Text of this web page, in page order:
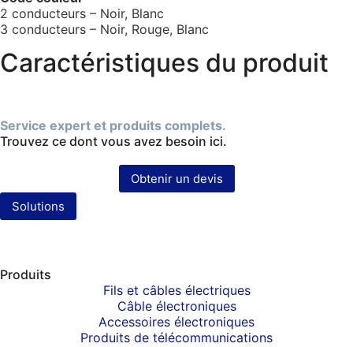
2 conducteurs – Noir, Blanc
3 conducteurs – Noir, Rouge, Blanc
Caractéristiques du produit
Service expert et produits complets.
Trouvez ce dont vous avez besoin ici.
Obtenir un devis
Solutions
Produits
Fils et câbles électriques
Câble électroniques
Accessoires électroniques
Produits de télécommunications